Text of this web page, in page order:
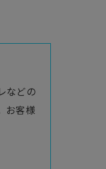
などの
お客様